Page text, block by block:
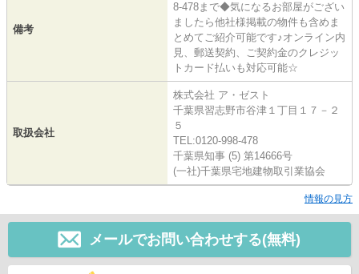
備考
8-478まで◆気になるお部屋がござい
ましたら他社様掲載の物件も含めま
とめてご紹介可能です♪オンライン内
見、郵送契約、ご契約金のクレジッ
トカード払いも対応可能☆
取扱会社
株式会社 ア・ゼスト
千葉県習志野市谷津１丁目１７－２
５
TEL:0120-998-478
千葉県知事 (5) 第14666号
(一社)千葉県宅地建物取引業協会
情報の見方
メールでお問い合わせする(無料)